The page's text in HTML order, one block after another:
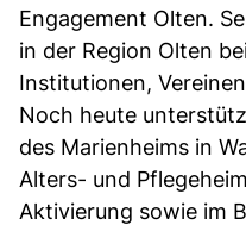
Engagement Olten.
in der Region Olten
Institutionen,
Noch heute
des Marienheims in
Alters- und
Aktivierung sowie im